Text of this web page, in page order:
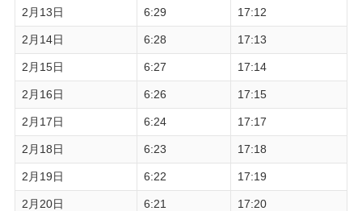
2月13日 6:29 17:12
2月14日 6:28 17:13
2月15日 6:27 17:14
2月16日 6:26 17:15
2月17日 6:24 17:17
2月18日 6:23 17:18
2月19日 6:22 17:19
2月20日 6:21 17:20